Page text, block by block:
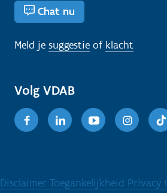
Chat nu
Meld je suggestie of klacht
Volg VDAB
FacebookLinkedinYoutube
Disclaimer Toegankelijkheid Privacy